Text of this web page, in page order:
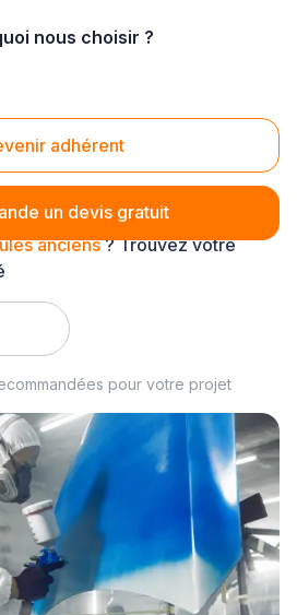
nous choisir ?
adhérent
un devis gratuit
anciens
anciens? Trouvez votre
pour votre projet